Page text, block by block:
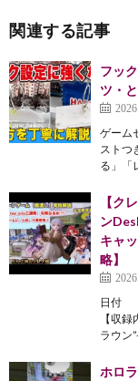
関連する記事
フッ
ツ・
ゲーム
ストつ
る」「
【ク
ン
キャ
略】
日付
【収
ラウン
ホロ